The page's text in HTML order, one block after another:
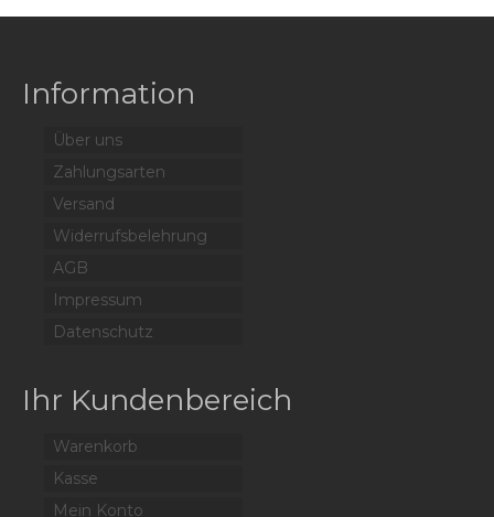
Information
Über uns
Zahlungsarten
Versand
Widerrufsbelehrung
AGB
Impressum
Datenschutz
Ihr Kundenbereich
Warenkorb
Kasse
Mein Konto